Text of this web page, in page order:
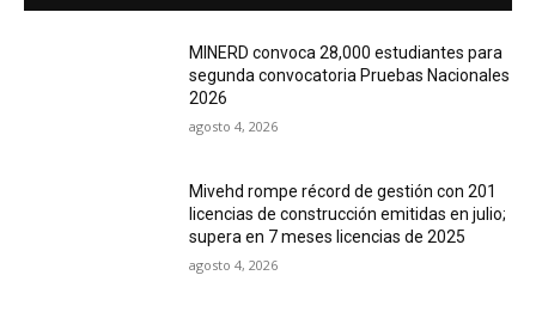
MINERD convoca 28,000 estudiantes para
segunda convocatoria Pruebas Nacionales
2026
agosto 4, 2026
Mivehd rompe récord de gestión con 201
licencias de construcción emitidas en julio;
supera en 7 meses licencias de 2025
agosto 4, 2026